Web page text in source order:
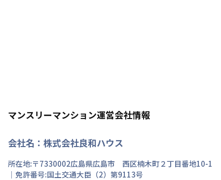
マンスリーマンション運営会社情報
会社名： 株式会社良和ハウス
所在地:〒7330002広島県広島市 西区楠木町２丁目番地10-1
｜免許番号:国土交通大臣（2）第9113号